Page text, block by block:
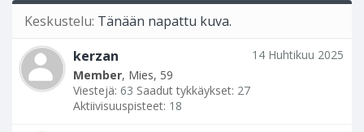
Keskustelu: Tänään napattu kuva.
14 Huhtikuu 2025
kerzan
Member, Mies, 59
Viestejä: 63 Saadut tykkäykset: 27
Aktiivisuuspisteet: 18